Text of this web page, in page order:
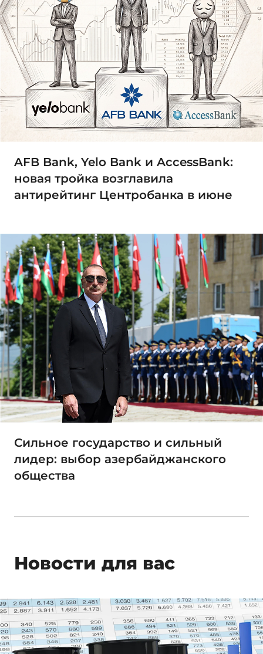
AFB Bank, Yelo Bank и AccessBank:
новая тройка возглавила
антирейтинг Центробанка в июне
Сильное государство и сильный
лидер: выбор азербайджанского
общества
Новости для вас